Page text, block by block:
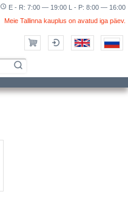
access_time E - R: 7:00 — 19:00 L - P: 8:00 — 16:00
Meie Tallinna kauplus on avatud iga päev.